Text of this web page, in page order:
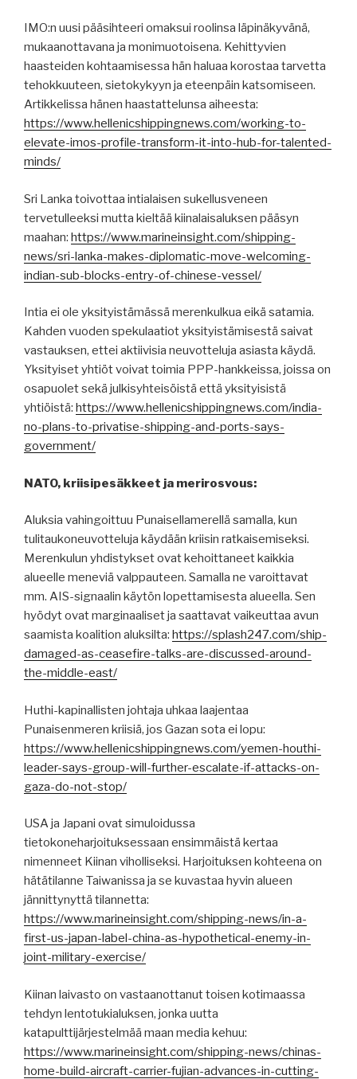
IMO:n uusi pääsihteeri omaksui roolinsa läpinäkyvänä,
mukaanottavana ja monimuotoisena. Kehittyvien
haasteiden kohtaamisessa hän haluaa korostaa tarvetta
tehokkuuteen, sietokykyyn ja eteenpäin katsomiseen.
Artikkelissa hänen haastattelunsa aiheesta:
https://www.hellenicshippingnews.com/working-to-
elevate-imos-profile-transform-it-into-hub-for-talented-
minds/
Sri Lanka toivottaa intialaisen sukellusveneen
tervetulleeksi mutta kieltää kiinalaisaluksen pääsyn
maahan: https://www.marineinsight.com/shipping-
news/sri-lanka-makes-diplomatic-move-welcoming-
indian-sub-blocks-entry-of-chinese-vessel/
Intia ei ole yksityistämässä merenkulkua eikä satamia.
Kahden vuoden spekulaatiot yksityistämisestä saivat
vastauksen, ettei aktiivisia neuvotteluja asiasta käydä.
Yksityiset yhtiöt voivat toimia PPP-hankkeissa, joissa on
osapuolet sekä julkisyhteisöistä että yksityisistä
yhtiöistä: https://www.hellenicshippingnews.com/india-
no-plans-to-privatise-shipping-and-ports-says-
government/
NATO, kriisipesäkkeet ja merirosvous:
Aluksia vahingoittuu Punaisellamerellä samalla, kun
tulitaukoneuvotteluja käydään kriisin ratkaisemiseksi.
Merenkulun yhdistykset ovat kehoittaneet kaikkia
alueelle meneviä valppauteen. Samalla ne varoittavat
mm. AIS-signaalin käytön lopettamisesta alueella. Sen
hyödyt ovat marginaaliset ja saattavat vaikeuttaa avun
saamista koalition aluksilta: https://splash247.com/ship-
damaged-as-ceasefire-talks-are-discussed-around-
the-middle-east/
Huthi-kapinallisten johtaja uhkaa laajentaa
Punaisenmeren kriisiä, jos Gazan sota ei lopu:
https://www.hellenicshippingnews.com/yemen-houthi-
leader-says-group-will-further-escalate-if-attacks-on-
gaza-do-not-stop/
USA ja Japani ovat simuloidussa
tietokoneharjoituksessaan ensimmäistä kertaa
nimenneet Kiinan viholliseksi. Harjoituksen kohteena on
hätätilanne Taiwanissa ja se kuvastaa hyvin alueen
jännittynyttä tilannetta:
https://www.marineinsight.com/shipping-news/in-a-
first-us-japan-label-china-as-hypothetical-enemy-in-
joint-military-exercise/
Kiinan laivasto on vastaanottanut toisen kotimaassa
tehdyn lentotukialuksen, jonka uutta
katapulttijärjestelmää maan media kehuu:
https://www.marineinsight.com/shipping-news/chinas-
home-build-aircraft-carrier-fujian-advances-in-cutting-